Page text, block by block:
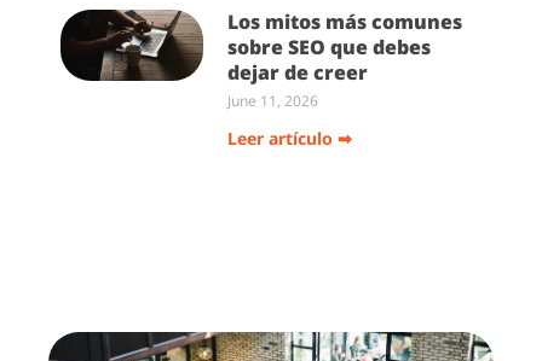
Los mitos más comunes
sobre SEO que debes
dejar de creer
June 11, 2026
Leer artículo ➡